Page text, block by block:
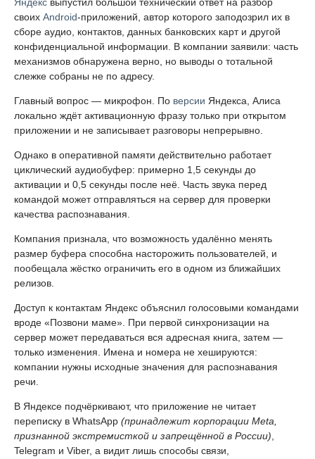
Яндекс выпустил большой технический ответ на разбор
своих Android-приложений, автор которого заподозрил их в
сборе аудио, контактов, данных банковских карт и другой
конфиденциальной информации. В компании заявили: часть
механизмов обнаружена верно, но выводы о тотальной
слежке собраны не по адресу.
Главный вопрос — микрофон. По версии Яндекса, Алиса
локально ждёт активационную фразу только при открытом
приложении и не записывает разговоры непрерывно.
Однако в оперативной памяти действительно работает
циклический аудиобуфер: примерно 1,5 секунды до
активации и 0,5 секунды после неё. Часть звука перед
командой может отправляться на сервер для проверки
качества распознавания.
Компания признала, что возможность удалённо менять
размер буфера способна насторожить пользователей, и
пообещала жёстко ограничить его в одном из ближайших
релизов.
Доступ к контактам Яндекс объяснил голосовыми командами
вроде «Позвони маме». При первой синхронизации на
сервер может передаваться вся адресная книга, затем —
только изменения. Имена и номера не хешируются:
компании нужны исходные значения для распознавания
речи.
В Яндексе подчёркивают, что приложение не читает
переписку в WhatsApp (принадлежит корпорации Meta,
признанной экстремисткой и запрещённой в России),
Telegram и Viber, а видит лишь способы связи,